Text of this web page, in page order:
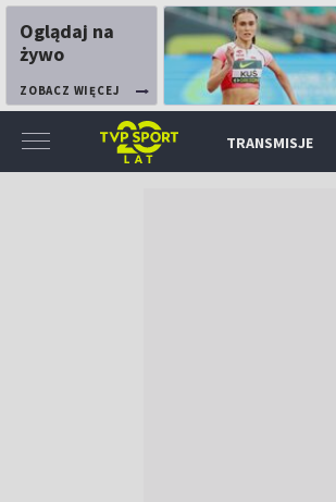
Oglądaj na
żywo
ZOBACZ WIĘCEJ
TRANSMISJE